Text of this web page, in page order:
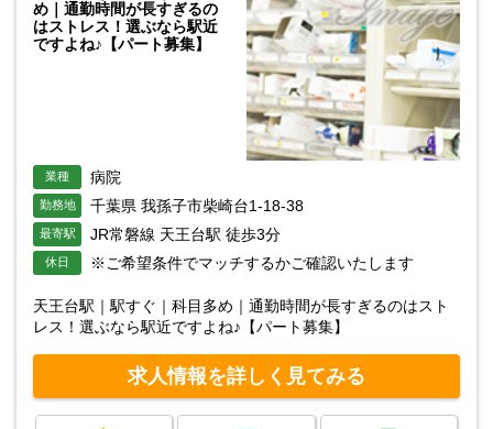
め｜通勤時間が長すぎるの
はストレス！選ぶなら駅近
ですよね♪【パート募集】
業種 病院
勤務地 千葉県 我孫子市柴崎台1-18-38
最寄駅 JR常磐線 天王台駅 徒歩3分
休日 ※ご希望条件でマッチするかご確認いたします
天王台駅｜駅すぐ｜科目多め｜通勤時間が長すぎるのはスト
レス！選ぶなら駅近ですよね♪【パート募集】
求人情報を詳しく見てみる